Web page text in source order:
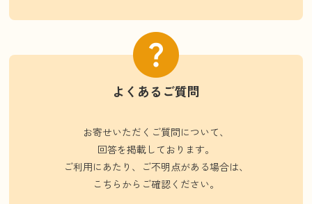
よくあるご質問
お寄せいただくご質問について、
回答を掲載しております。
ご利用にあたり、ご不明点がある場合は、
こちらからご確認ください。